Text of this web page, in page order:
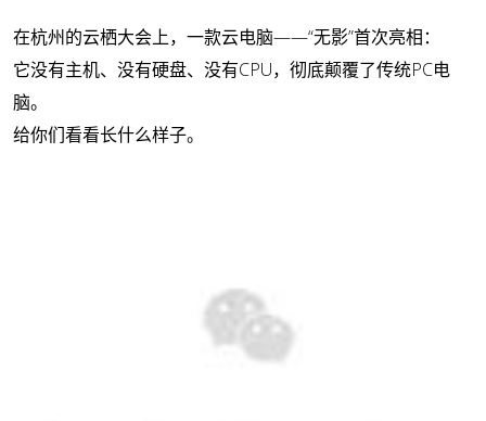
在杭州的云栖大会上，一款云电脑——“无影”首次亮相：
它没有主机、没有硬盘、没有CPU，彻底颠覆了传统PC电
脑。
给你们看看长什么样子。